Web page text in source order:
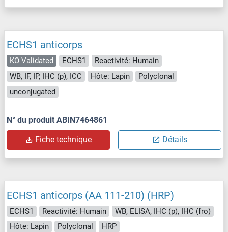
ECHS1 anticorps
KO Validated ECHS1
Reactivité: Humain
WB, IF, IP, IHC (p), ICC
Hôte: Lapin
Polyclonal
unconjugated
N° du produit ABIN7464861
Fiche technique Détails
ECHS1 anticorps (AA 111-210) (HRP)
ECHS1 Reactivité: Humain
WB, ELISA, IHC (p), IHC (fro)
Hôte: Lapin
Polyclonal HRP